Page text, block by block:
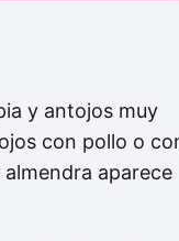
y antojos muy
con pollo o
aparece